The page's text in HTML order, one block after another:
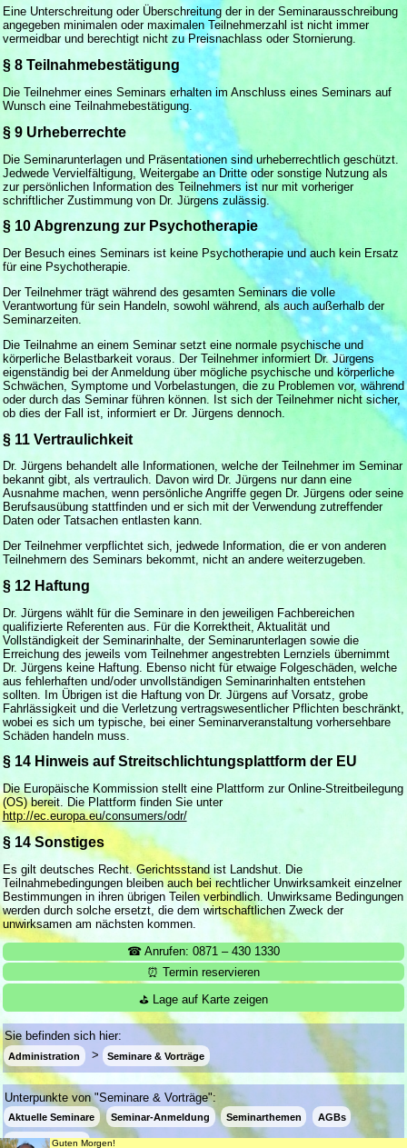
Eine Unterschreitung oder Überschreitung der in der Seminarausschreibung
angegeben minimalen oder maximalen Teilnehmerzahl ist nicht immer
vermeidbar und berechtigt nicht zu Preisnachlass oder Stornierung.
§ 8 Teilnahmebestätigung
Die Teilnehmer eines Seminars erhalten im Anschluss eines Seminars auf
Wunsch eine Teilnahmebestätigung.
§ 9 Urheberrechte
Die Seminarunterlagen und Präsentationen sind urheberrechtlich geschützt.
Jedwede Vervielfältigung, Weitergabe an Dritte oder sonstige Nutzung als
zur persönlichen Information des Teilnehmers ist nur mit vorheriger
schriftlicher Zustimmung von Dr. Jürgens zulässig.
§ 10 Abgrenzung zur Psychotherapie
Der Besuch eines Seminars ist keine Psychotherapie und auch kein Ersatz
für eine Psychotherapie.
Der Teilnehmer trägt während des gesamten Seminars die volle
Verantwortung für sein Handeln, sowohl während, als auch außerhalb der
Seminarzeiten.
Die Teilnahme an einem Seminar setzt eine normale psychische und
körperliche Belastbarkeit voraus. Der Teilnehmer informiert Dr. Jürgens
eigenständig bei der Anmeldung über mögliche psychische und körperliche
Schwächen, Symptome und Vorbelastungen, die zu Problemen vor, während
oder durch das Seminar führen können. Ist sich der Teilnehmer nicht sicher,
ob dies der Fall ist, informiert er Dr. Jürgens dennoch.
§ 11 Vertraulichkeit
Dr. Jürgens behandelt alle Informationen, welche der Teilnehmer im Seminar
bekannt gibt, als vertraulich. Davon wird Dr. Jürgens nur dann eine
Ausnahme machen, wenn persönliche Angriffe gegen Dr. Jürgens oder seine
Berufsausübung stattfinden und er sich mit der Verwendung zutreffender
Daten oder Tatsachen entlasten kann.
Der Teilnehmer verpflichtet sich, jedwede Information, die er von anderen
Teilnehmern des Seminars bekommt, nicht an andere weiterzugeben.
§ 12 Haftung
Dr. Jürgens wählt für die Seminare in den jeweiligen Fachbereichen
qualifizierte Referenten aus. Für die Korrektheit, Aktualität und
Vollständigkeit der Seminarinhalte, der Seminarunterlagen sowie die
Erreichung des jeweils vom Teilnehmer angestrebten Lernziels übernimmt
Dr. Jürgens keine Haftung. Ebenso nicht für etwaige Folgeschäden, welche
aus fehlerhaften und/oder unvollständigen Seminarinhalten entstehen
sollten. Im Übrigen ist die Haftung von Dr. Jürgens auf Vorsatz, grobe
Fahrlässigkeit und die Verletzung vertragswesentlicher Pflichten beschränkt,
wobei es sich um typische, bei einer Seminarveranstaltung vorhersehbare
Schäden handeln muss.
§ 14 Hinweis auf Streitschlichtungsplattform der EU
Die Europäische Kommission stellt eine Plattform zur Online-Streitbeilegung
(OS) bereit. Die Plattform finden Sie unter
http://ec.europa.eu/consumers/odr/
§ 14 Sonstiges
Es gilt deutsches Recht. Gerichtsstand ist Landshut. Die
Teilnahmebedingungen bleiben auch bei rechtlicher Unwirksamkeit einzelner
Bestimmungen in ihren übrigen Teilen verbindlich. Unwirksame Bedingungen
werden durch solche ersetzt, die dem wirtschaftlichen Zweck der
unwirksamen am nächsten kommen.
☎ Anrufen: 0871 – 430 1330
⏰ Termin reservieren
⛳ Lage auf Karte zeigen
Sie befinden sich hier:
Administration Seminare & Vorträge
Unterpunkte von "Seminare & Vorträge":
Aktuelle Seminare Seminar-Anmeldung Seminarthemen AGBs
WiederrufsrechtGuten Morgen!